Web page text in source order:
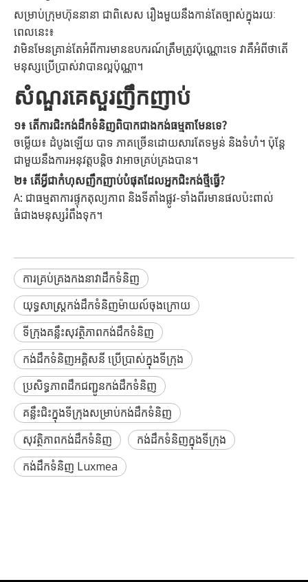
សម្រាប់ក្រុមហ៊ុននានា ជាពិសេស រឿងមួយនឹងកាន់តែច្បាស់ក្នុងរយៈ
ពេលនេះ៖
វាមិនមែនគ្រាន់តែអំពីការមានឧបករណ៍ត្រឹមត្រូវប៉ុណ្ណោះទេ វាគឺអំពីថាតើ
មនុស្សប្រើប្រាស់វាបានល្អប៉ុណ្ណា។
សំណួរគេសួរញឹកញាប់
១៖ តើការជិះកង់ដឹកទំនិញពិបាកជាងកង់ធម្មតាមែនទេ?
ចម្លើយ៖ ដំបូងឡើយ បាទ ភាគច្រើនដោយសារតែទម្ងន់ និងទំហំ។ ប៉ុន្តែ
ជាមួយនឹងការអនុវត្តបន្តិច វាអាចគ្រប់គ្រងបាន។
២៖ តើ​អ្វី​ជា​កំហុស​ញឹកញាប់​បំផុត​ដែល​អ្នក​ជិះ​កង់​ថ្មី​ធ្វើ?
A: ជាធម្មតាការផ្ទុកតុល្យភាព និងទីតាំងផ្លូវ-ទាំងពីរមានផលប៉ះពាល់
ធំជាងមនុស្សរំពឹងទុក។
ការគ្រប់គ្រងកងនាវាដឹកទំនិញ
យុទ្ធសាស្រ្តកង់ដឹកទំនិញម៉ាយល៍ចុងក្រោយ
ទីក្រុងគន្លឹះសុវត្ថិភាពកង់ដឹកទំនិញ
កង់ដឹកទំនិញអគ្គិសនី ប្រើប្រាស់ក្នុងទីក្រុង
ប្រសិទ្ធភាពដឹកជញ្ជូនកង់ដឹកទំនិញ
គន្លឹះជិះក្នុងទីក្រុងសម្រាប់កង់ដឹកទំនិញ
សុវត្ថិភាពកង់ដឹកទំនិញ
កង់ដឹកទំនិញក្នុងទីក្រុង
កង់ដឹកទំនិញ Luxmea